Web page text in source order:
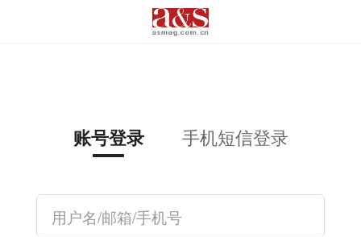
账号登录 手机短信登录